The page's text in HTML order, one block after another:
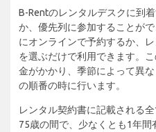
B-Rentのレンタルデスクに到
か、優先列に参加することが
にオンラインで予約するか、
を選ぶだけで利用できます。
金がかかり、季節によって異
の順番の時に行います。
レンタル契約書に記載される
75歳の間で、少なくとも1年